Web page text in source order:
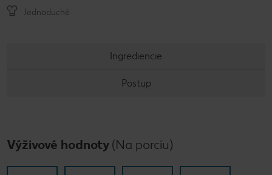
Jednoduché
Ingrediencie
Postup
Výživové hodnoty (Na porciu)